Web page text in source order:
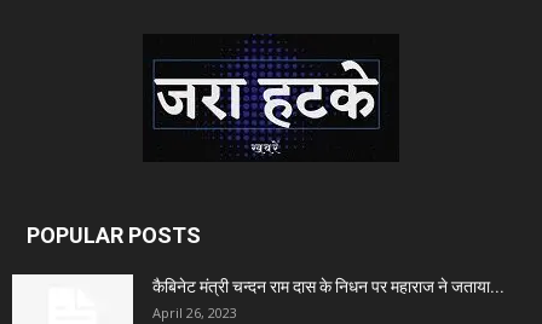
POPULAR POSTS
कैबिनेट मंत्री चन्दन राम दास के निधन पर महाराज ने जताया...
April 26, 2023